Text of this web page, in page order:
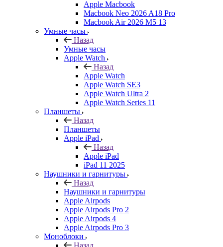
Apple Macbook
Macbook Neo 2026 A18 Pro
Macbook Air 2026 M5 13
Умные часы
Назад
Умные часы
Apple Watch
Назад
Apple Watch
Apple Watch SE3
Apple Watch Ultra 2
Apple Watch Series 11
Планшеты
Назад
Планшеты
Apple iPad
Назад
Apple iPad
iPad 11 2025
Наушники и гарнитуры
Назад
Наушники и гарнитуры
Apple Airpods
Apple Airpods Pro 2
Apple Airpods 4
Apple Airpods Pro 3
Моноблоки
Назад